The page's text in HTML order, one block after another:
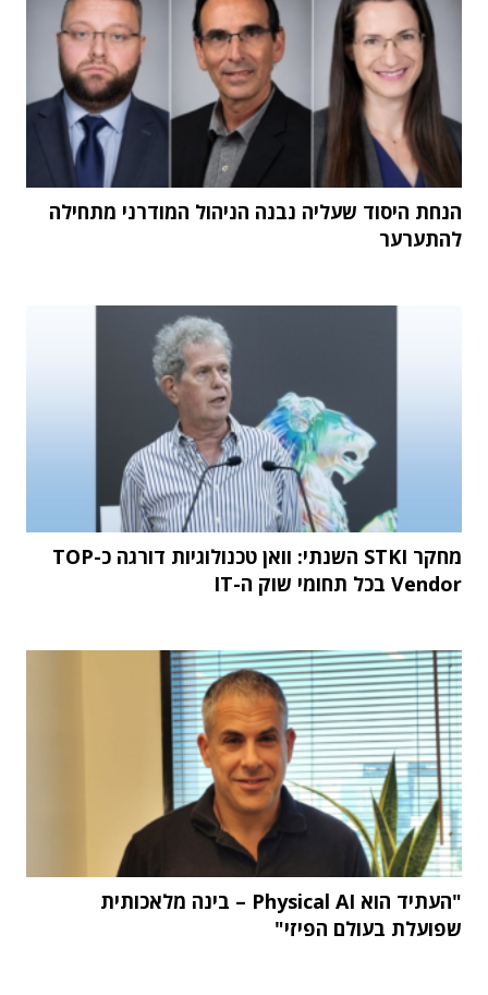
הנחת היסוד שעליה נבנה הניהול המודרני מתחילה
להתערער
מחקר STKI השנתי: וואן טכנולוגיות דורגה כ-TOP
Vendor בכל תחומי שוק ה-IT
"העתיד הוא Physical AI – בינה מלאכותית
שפועלת בעולם הפיזי"